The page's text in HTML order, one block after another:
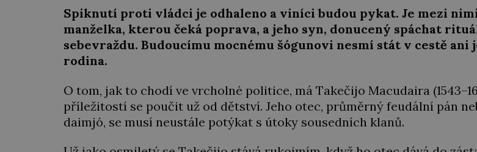
Spiknutí proti vládci je odhaleno a viníci budou pykat. Je mezi
manželka, kterou čeká poprava, a jeho syn, donucený spáchat
sebevraždu. Budoucímu mocnému šógunovi nesmí stát v cestě ani
rodina.
O tom, jak to chodí ve vrcholné politice, má Takečijo Macudaira
příležitostí se poučit už od dětství. Jeho otec, průměrný feudální pán
daimjó, se musí neustále potýkat s útoky sousedních klanů.